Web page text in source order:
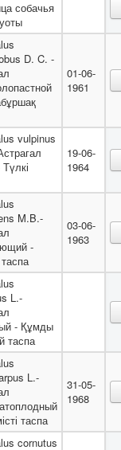
собачья
D. C. -
01-06-
1961
vulpinus
19-06-
1964
M.B.-
-
03-06-
1963
L.-
- Құмды
таспа
L.-
таспа
31-05-
1968
cornutus